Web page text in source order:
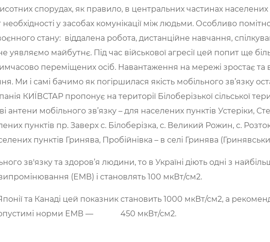
спорудах, як правило, в центральних частинах
необхідності у засобах комунікації між людьми. Особливо
стану: віддалена робота, дистанційне навчання,
уявляємо майбутнє. Під час військової агресії цей попит ще
переміщених осіб. Навантаження на мережі зростає та
Ми і самі бачимо як погіршилася якість мобільного зв’язку
КИЇВСТАР пропонує на території Білоберізької сільської
антени мобільного зв’язку – для населених пунктів Устеріки,
пунктів пр. Заверх с. Білоберізка, с. Великий Рожин, с.
пунктів Гринява, Пробійнівка – в селі Гринява
зв'язку та здоров’я людини, то в Україні діють одні з
(ЕМВ) і становлять 100 мкВт/см2.
та Канаді цей показник становить 1000 мкВт/см2, а
норми ЕМВ — 450 мкВт/см2.